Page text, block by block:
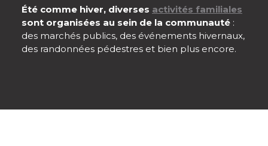
Été comme hiver, diverses activités familiales
sont organisées au sein de la communauté :
des marchés publics, des événements hivernaux,
des randonnées pédestres et bien plus encore.